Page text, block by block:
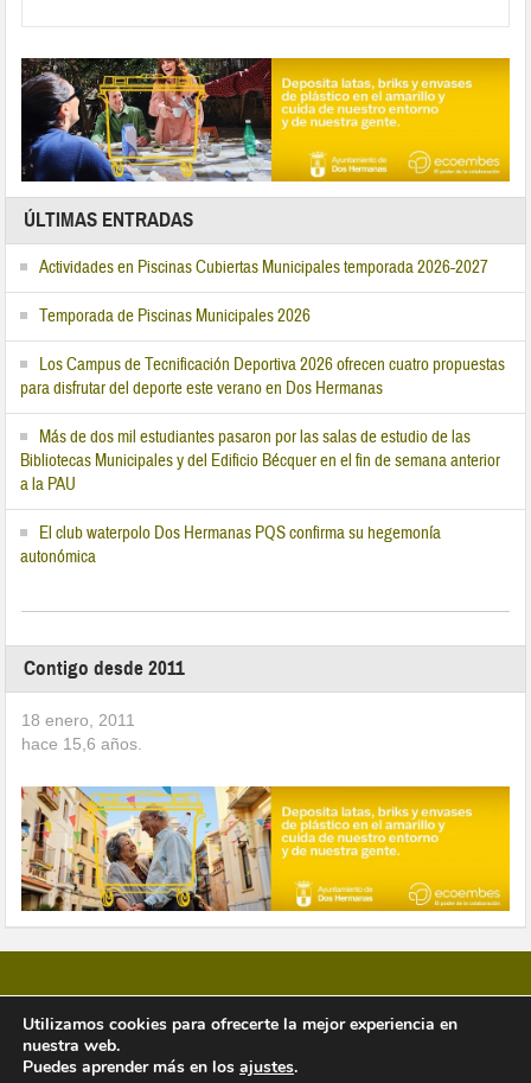
ÚLTIMAS ENTRADAS
Actividades en Piscinas Cubiertas Municipales temporada 2026-2027
Temporada de Piscinas Municipales 2026
Los Campus de Tecnificación Deportiva 2026 ofrecen cuatro propuestas
para disfrutar del deporte este verano en Dos Hermanas
Más de dos mil estudiantes pasaron por las salas de estudio de las
Bibliotecas Municipales y del Edificio Bécquer en el fin de semana anterior
a la PAU
El club waterpolo Dos Hermanas PQS confirma su hegemonía
autonómica
Contigo desde 2011
18 enero, 2011
hace 15,6 años.
Copyright © 2026 Vivir en Montequinto Periódico Digital
Utilizamos cookies para ofrecerte la mejor experiencia en
nuestra web.
Puedes aprender más en los ajustes.